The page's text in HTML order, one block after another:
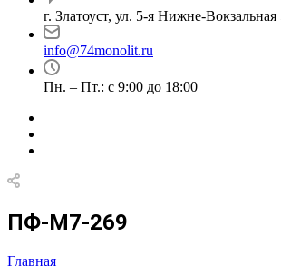
г. Златоуст, ул. 5-я Нижне-Вокзальная
info@74monolit.ru
Пн. – Пт.: с 9:00 до 18:00
ПФ-М7-269
Главная